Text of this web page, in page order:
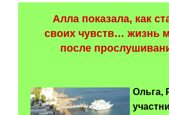
Алла показала, как
своих чувств… жизнь
после
Ольга,